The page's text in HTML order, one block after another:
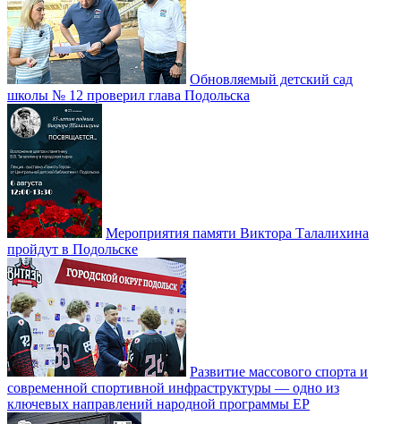
Обновляемый детский сад
школы № 12 проверил глава Подольска
Мероприятия памяти Виктора Талалихина
пройдут в Подольске
Развитие массового спорта и
современной спортивной инфраструктуры — одно из
ключевых направлений народной программы ЕР